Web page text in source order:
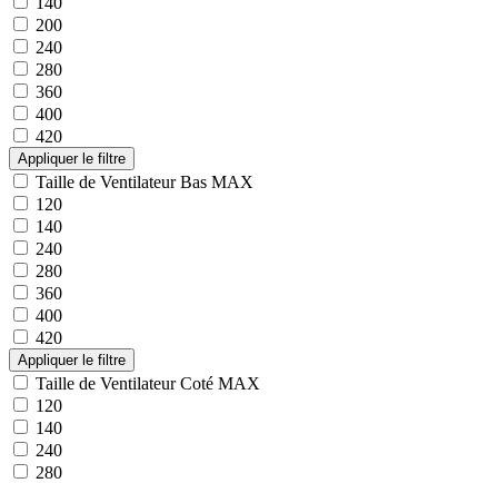
200
240
280
360
400
420
Taille de Ventilateur Bas MAX
120
140
240
280
360
400
420
Taille de Ventilateur Coté MAX
120
140
240
280